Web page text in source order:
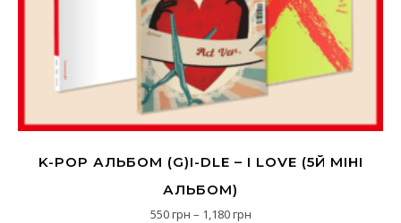
K-POP АЛЬБОМ (G)I-DLE – I LOVE (5Й МІНІ
АЛЬБОМ)
550грн – 1,180грнДіапазон цін: від 550 грн